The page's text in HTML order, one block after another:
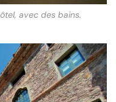
avec des bains.